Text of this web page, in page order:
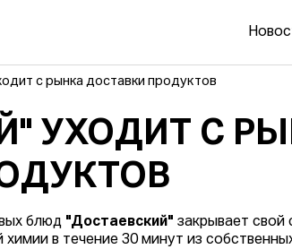
с рынка доставки продуктов
УХОДИТ С
блюд "Достаевский" закрывает свой
в течение 30 минут из